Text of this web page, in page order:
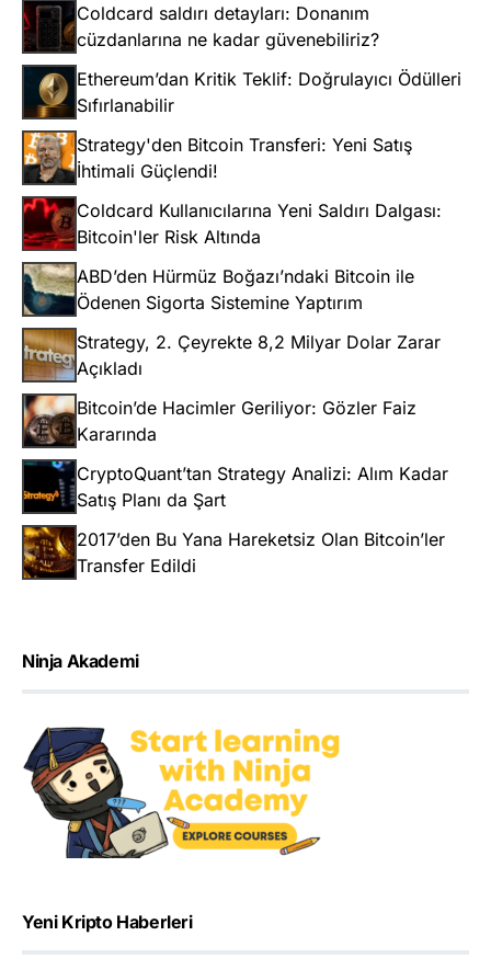
Coldcard saldırı detayları: Donanım
cüzdanlarına ne kadar güvenebiliriz?
Ethereum’dan Kritik Teklif: Doğrulayıcı Ödülleri
Sıfırlanabilir
Strategy'den Bitcoin Transferi: Yeni Satış
İhtimali Güçlendi!
Coldcard Kullanıcılarına Yeni Saldırı Dalgası:
Bitcoin'ler Risk Altında
ABD’den Hürmüz Boğazı’ndaki Bitcoin ile
Ödenen Sigorta Sistemine Yaptırım
Strategy, 2. Çeyrekte 8,2 Milyar Dolar Zarar
Açıkladı
Bitcoin’de Hacimler Geriliyor: Gözler Faiz
Kararında
CryptoQuant’tan Strategy Analizi: Alım Kadar
Satış Planı da Şart
2017’den Bu Yana Hareketsiz Olan Bitcoin’ler
Transfer Edildi
Ninja Akademi
Yeni Kripto Haberleri